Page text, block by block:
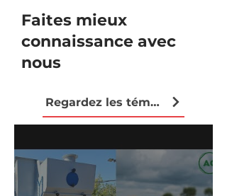
Faites mieux
connaissance avec
nous
Regardez les témoignages